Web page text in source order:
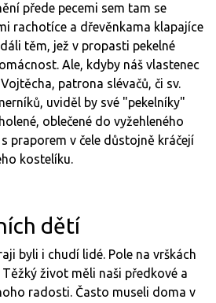
přede pecemi sem tam se
rachotíce a dřevěnkama klapajíce
těm, jež v propasti pekelné
Ale, kdyby náš vlastenec
patrona slévačů, či sv.
uviděl by své "pekelníky"
oblečené do vyžehleného
praporem v čele důstojně kráčejí
kostelíku.
dětí
byli i chudí lidé. Pole na vrškách
život měli naši předkové a
radosti. Často museli doma v